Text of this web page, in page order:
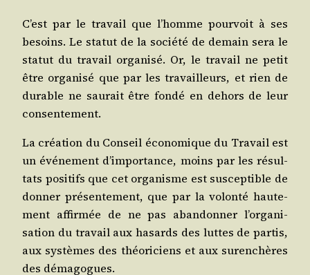
C’est par le tra­vail que l’homme pour­voit à ses
besoins. Le sta­tut de la socié­té de demain sera le
sta­tut du tra­vail orga­ni­sé. Or, le tra­vail ne petit
être orga­ni­sé que par les tra­vailleurs, et rien de
durable ne sau­rait être fon­dé en dehors de leur
consentement.
La créa­tion du Conseil éco­no­mique du Tra­vail est
un évé­ne­ment d’importance, moins par les résul­
tats posi­tifs que cet orga­nisme est sus­cep­tible de
don­ner pré­sen­te­ment, que par la volon­té hau­te­
ment affir­mée de ne pas aban­don­ner l’organi-
sation du tra­vail aux hasards des luttes de par­tis,
aux sys­tèmes des théo­ri­ciens et aux sur­en­chères
des démagogues.